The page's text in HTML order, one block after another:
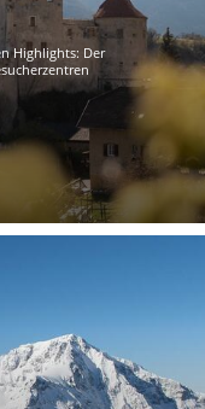
Highlights: Der